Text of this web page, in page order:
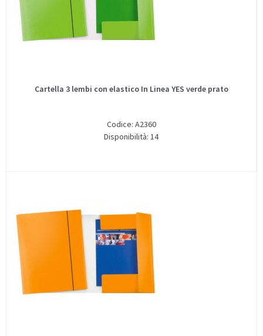
Cartella 3 lembi con elastico In Linea YES verde prato
Codice: A2360
Disponibilità: 14